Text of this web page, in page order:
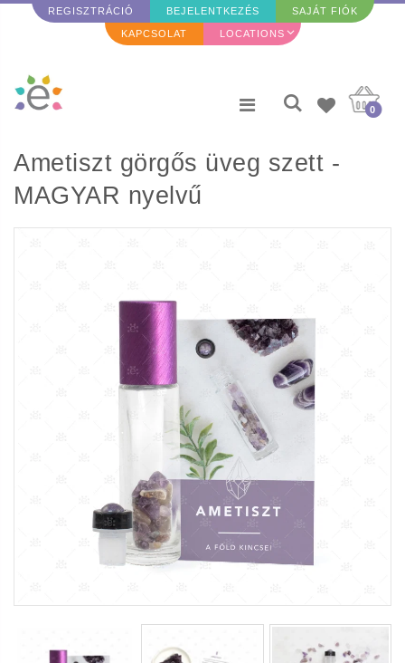
REGISZTRÁCIÓ BEJELENTKEZÉS SAJÁT FIÓK
KAPCSOLAT LOCATIONS
0
Ametiszt görgős üveg szett -
MAGYAR nyelvű